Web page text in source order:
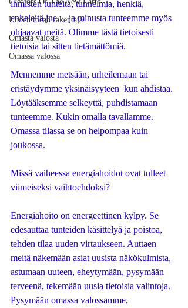
Uuden maan rakentaja
Omasta valosta
Omassa valossa
ihmisten tunteita, tunnelmia, henkiä,
enkeleitä jne… ja minusta tunteemme myös
ohjaavat meitä. Olimme tästä tietoisesti
tietoisia tai sitten tietämättömiä.
Mennemme metsään, urheilemaan tai
eristäydymme yksinäisyyteen  kun ahdistaa.
Löytääksemme selkeyttä, puhdistamaan
tunteemme. Kukin omalla tavallamme.
Omassa tilassa se on helpompaa kuin
joukossa.
Missä vaiheessa energiahoidot ovat tulleet
viimeiseksi vaihtoehdoksi?
Energiahoito on energeettinen kylpy. Se
edesauttaa tunteiden käsittelyä ja poistoa,
tehden tilaa uuden virtaukseen. Auttaen
meitä näkemään asiat uusista näkökulmista,
astumaan uuteen, eheytymään, pysymään
terveenä, tekemään uusia tietoisia valintoja.
Pysymään omassa valossamme,